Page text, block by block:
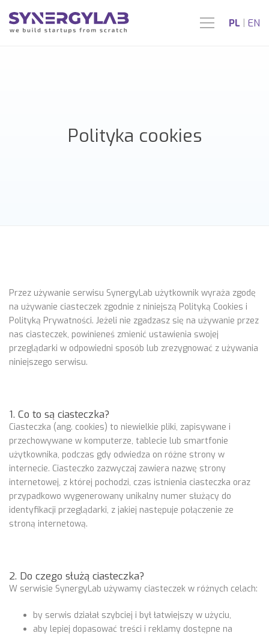
PL | EN
Polityka cookies
Przez używanie serwisu SynergyLab użytkownik wyraża zgodę
na używanie ciasteczek zgodnie z niniejszą Polityką Cookies i
Polityką Prywatności. Jeżeli nie zgadzasz się na używanie przez
nas ciasteczek, powinieneś zmienić ustawienia swojej
przeglądarki w odpowiedni sposób lub zrezygnować z używania
niniejszego serwisu.
1. Co to są ciasteczka?
Ciasteczka (ang. cookies) to niewielkie pliki, zapisywane i
przechowywane w komputerze, tablecie lub smartfonie
użytkownika, podczas gdy odwiedza on różne strony w
internecie. Ciasteczko zazwyczaj zawiera nazwę strony
internetowej, z której pochodzi, czas istnienia ciasteczka oraz
przypadkowo wygenerowany unikalny numer służący do
identyfikacji przeglądarki, z jakiej następuje połączenie ze
stroną internetową.
2. Do czego służą ciasteczka?
W serwisie SynergyLab używamy ciasteczek w różnych celach:
by serwis działał szybciej i był łatwiejszy w użyciu,
aby lepiej dopasować treści i reklamy dostępne na